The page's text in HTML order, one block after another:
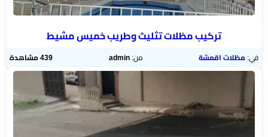
تركيب مظلات تثليث وطريب خميس مشيط
في:مظلات اقمشة من:admin 439 مشاهدة